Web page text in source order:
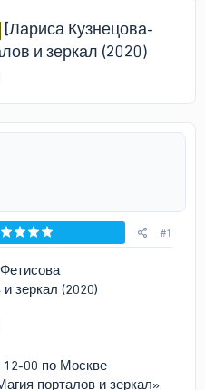
[Лариса Кузнецова-
и зеркал (2020)
0
#1
зеркал (2020)
12-00 по Москве
порталов и зеркал».